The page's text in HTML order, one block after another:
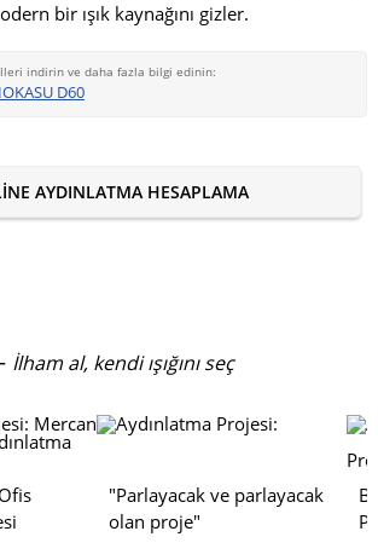
bir ışık kaynağını gizler.
indirin ve daha fazla bilgi edinin:
D60
AYDINLATMA HESAPLAMA
İlham al, kendi ışığını seç
"Parlayacak ve parlayacak
olan proje"